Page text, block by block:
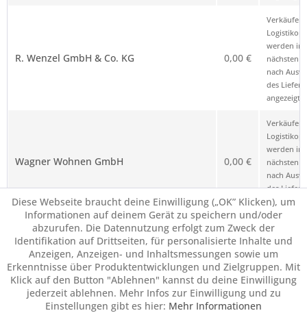
R. Wenzel GmbH & Co. KG 0,00 €
Verkäufer
werden im
nächsten
nach
des
angezeigt.
Wagner Wohnen GmbH 0,00 €
Verkäufer
werden im
nächsten
nach
des
angezeigt.
Diese Webseite braucht deine Einwilligung („OK” Klicken), um
Informationen auf deinem Gerät zu speichern und/oder
abzurufen. Die Datennutzung erfolgt zum Zweck der
Identifikation auf Drittseiten, für personalisierte Inhalte und
Anzeigen, Anzeigen- und Inhaltsmessungen sowie um
Erkenntnisse über Produktentwicklungen und Zielgruppen. Mit
Klick auf den Button "Ablehnen" kannst du deine Einwilligung
jederzeit ablehnen. Mehr Infos zur Einwilligung und zu
Einstellungen gibt es hier: Mehr Informationen